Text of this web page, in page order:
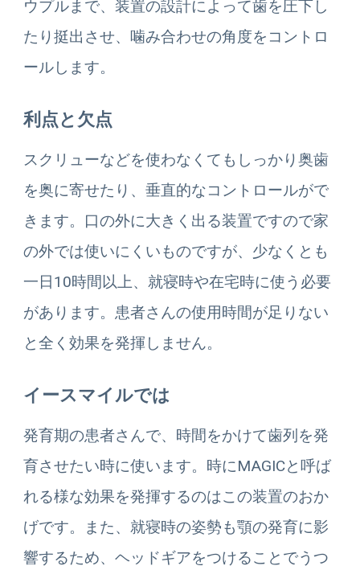
ウプルまで、装置の設計によって歯を圧下し
たり挺出させ、噛み合わせの角度をコントロ
ールします。
利点と欠点
スクリューなどを使わなくてもしっかり奥歯
を奥に寄せたり、垂直的なコントロールがで
きます。口の外に大きく出る装置ですので家
の外では使いにくいものですが、少なくとも
一日10時間以上、就寝時や在宅時に使う必要
があります。患者さんの使用時間が足りない
と全く効果を発揮しません。
イースマイルでは
発育期の患者さんで、時間をかけて歯列を発
育させたい時に使います。時にMAGICと呼ば
れる様な効果を発揮するのはこの装置のおか
げです。また、就寝時の姿勢も顎の発育に影
響するため、ヘッドギアをつけることでうつ